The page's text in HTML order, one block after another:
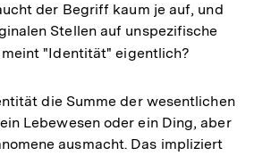
der Begriff kaum je auf, und
Stellen auf unspezifische
meint "Identität" eigentlich?
die Summe der wesentlichen
Lebewesen oder ein Ding, aber
ausmacht. Das impliziert